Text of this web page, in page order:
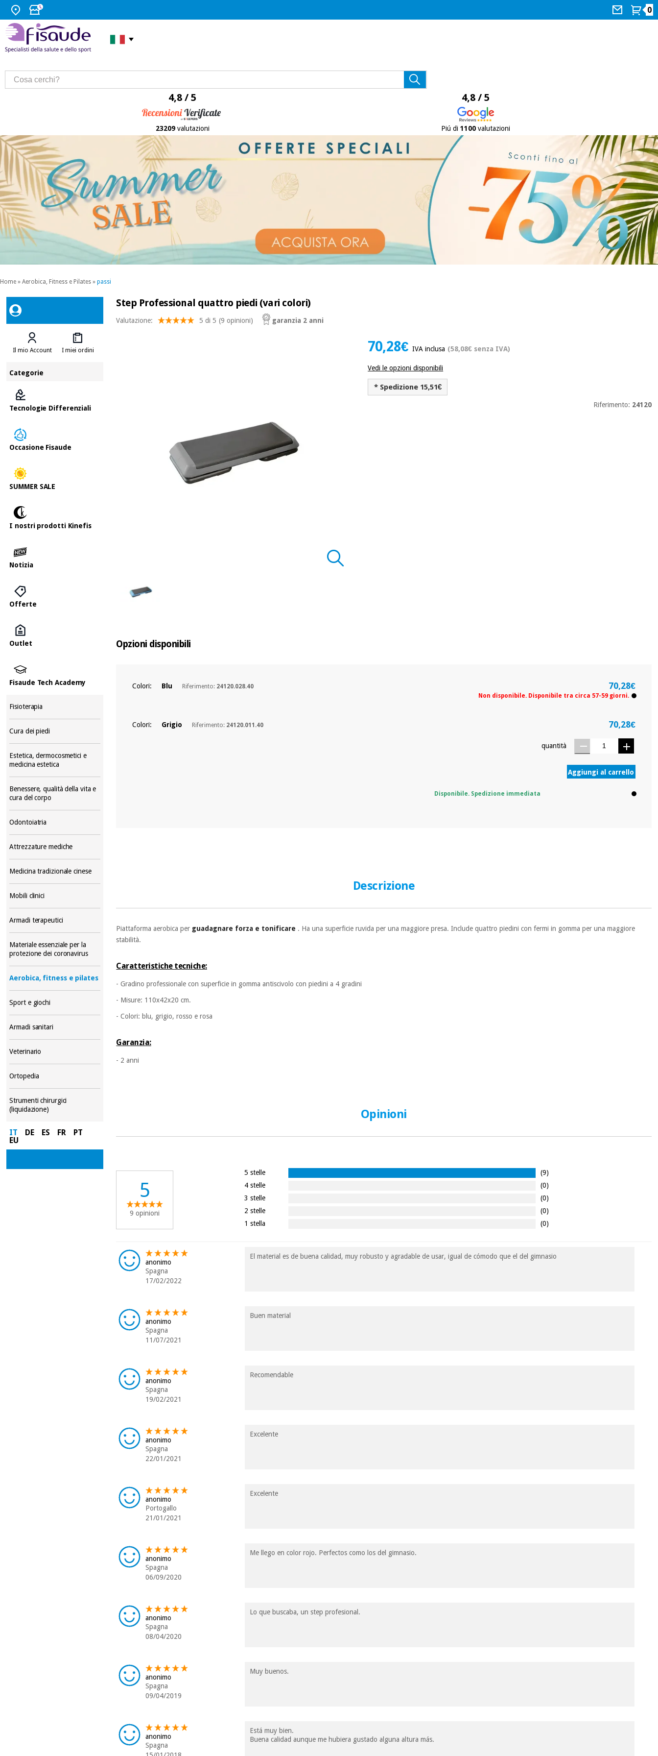
0
4,8 / 5
23209valutazioni
4,8 / 5
Piú di 1100valutazioni
Home » Aerobica, Fitness e Pilates » passi
Il mio Account I miei ordini
Categorie
Tecnologie Differenziali
Occasione Fisaude
SUMMER SALE
I nostri prodotti Kinefis
Notizia
Offerte
Outlet
Fisaude Tech Academy
Fisioterapia
Cura dei piedi
Estetica, dermocosmetici e
medicina estetica
Benessere, qualità della vita e
cura del corpo
Odontoiatria
Attrezzature mediche
Medicina tradizionale cinese
Mobili clinici
Armadi terapeutici
Materiale essenziale per la
protezione dei coronavirus
Aerobica, fitness e pilates
Sport e giochi
Armadi sanitari
Veterinario
Ortopedia
Strumenti chirurgici
(liquidazione)
IT DE ES FR
PT
EU
Step Professional quattro piedi (vari colori)
Valutazione: 5 di 5 (9 opinioni) garanzia 2 anni
70,28€IVA inclusa (58,08€ senza IVA)
Vedi le opzioni disponibili
* Spedizione 15,51€
Riferimento: 24120
Opzioni disponibili
Colori: Blu Riferimento: 24120.028.40 70,28€
Non disponibile. Disponibile tra circa 57-59 giorni.
Colori: Grigio Riferimento: 24120.011.40 70,28€
quantità
Aggiungi al carrello
Disponibile. Spedizione immediata
Descrizione
Piattaforma aerobica per guadagnare forza e tonificare . Ha una superficie ruvida per una maggiore presa. Include quattro piedini con fermi in gomma per una maggiore
stabilità.
Caratteristiche tecniche:
- Gradino professionale con superficie in gomma antiscivolo con piedini a 4 gradini
- Misure: 110x42x20 cm.
- Colori: blu, grigio, rosso e rosa
Garanzia:
- 2 anni
Opinioni
5
9 opinioni
5 stelle
(9)
4 stelle
(0)
3 stelle
(0)
2 stelle
(0)
1 stella
(0)
anonimo
Spagna
17/02/2022
El material es de buena calidad, muy robusto y agradable de usar, igual de cómodo que el del gimnasio
anonimo
Spagna
11/07/2021
Buen material
anonimo
Spagna
19/02/2021
Recomendable
anonimo
Spagna
22/01/2021
Excelente
anonimo
Portogallo
21/01/2021
Excelente
anonimo
Spagna
06/09/2020
Me llego en color rojo. Perfectos como los del gimnasio.
anonimo
Spagna
08/04/2020
Lo que buscaba, un step profesional.
anonimo
Spagna
09/04/2019
Muy buenos.
anonimo
Spagna
Está muy bien.
Buena calidad aunque me hubiera gustado alguna altura más.